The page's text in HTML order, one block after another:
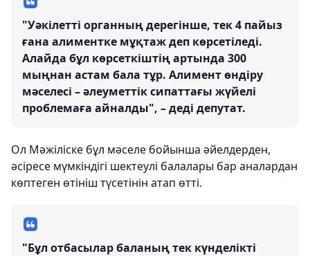
"Уәкілетті органның дерегінше, тек 4 пайыз
ғана алиментке мұқтаж деп көрсетіледі.
Алайда бұл көрсеткіштің артында 300
мыңнан астам бала тұр. Алимент өндіру
мәселесі – әлеуметтік сипаттағы жүйелі
проблемаға айналды", – деді депутат.
Ол Мәжіліске бұл мәселе бойынша әйелдерден,
әсіресе мүмкіндігі шектеулі балалары бар аналардан
көптеген өтініш түсетінін атап өтті.
"Бұл отбасылар баланың тек күнделікті